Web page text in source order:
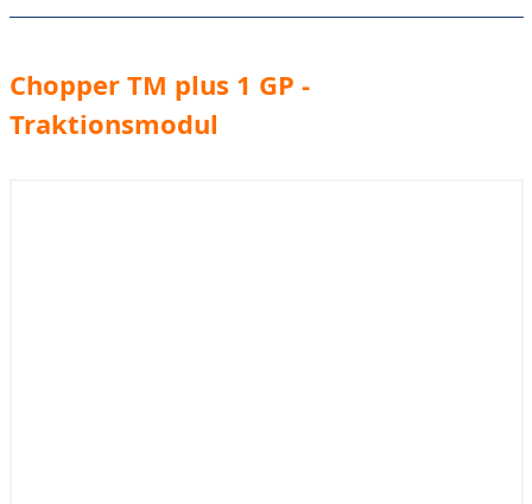
Chopper TM plus 1 GP -
Traktionsmodul